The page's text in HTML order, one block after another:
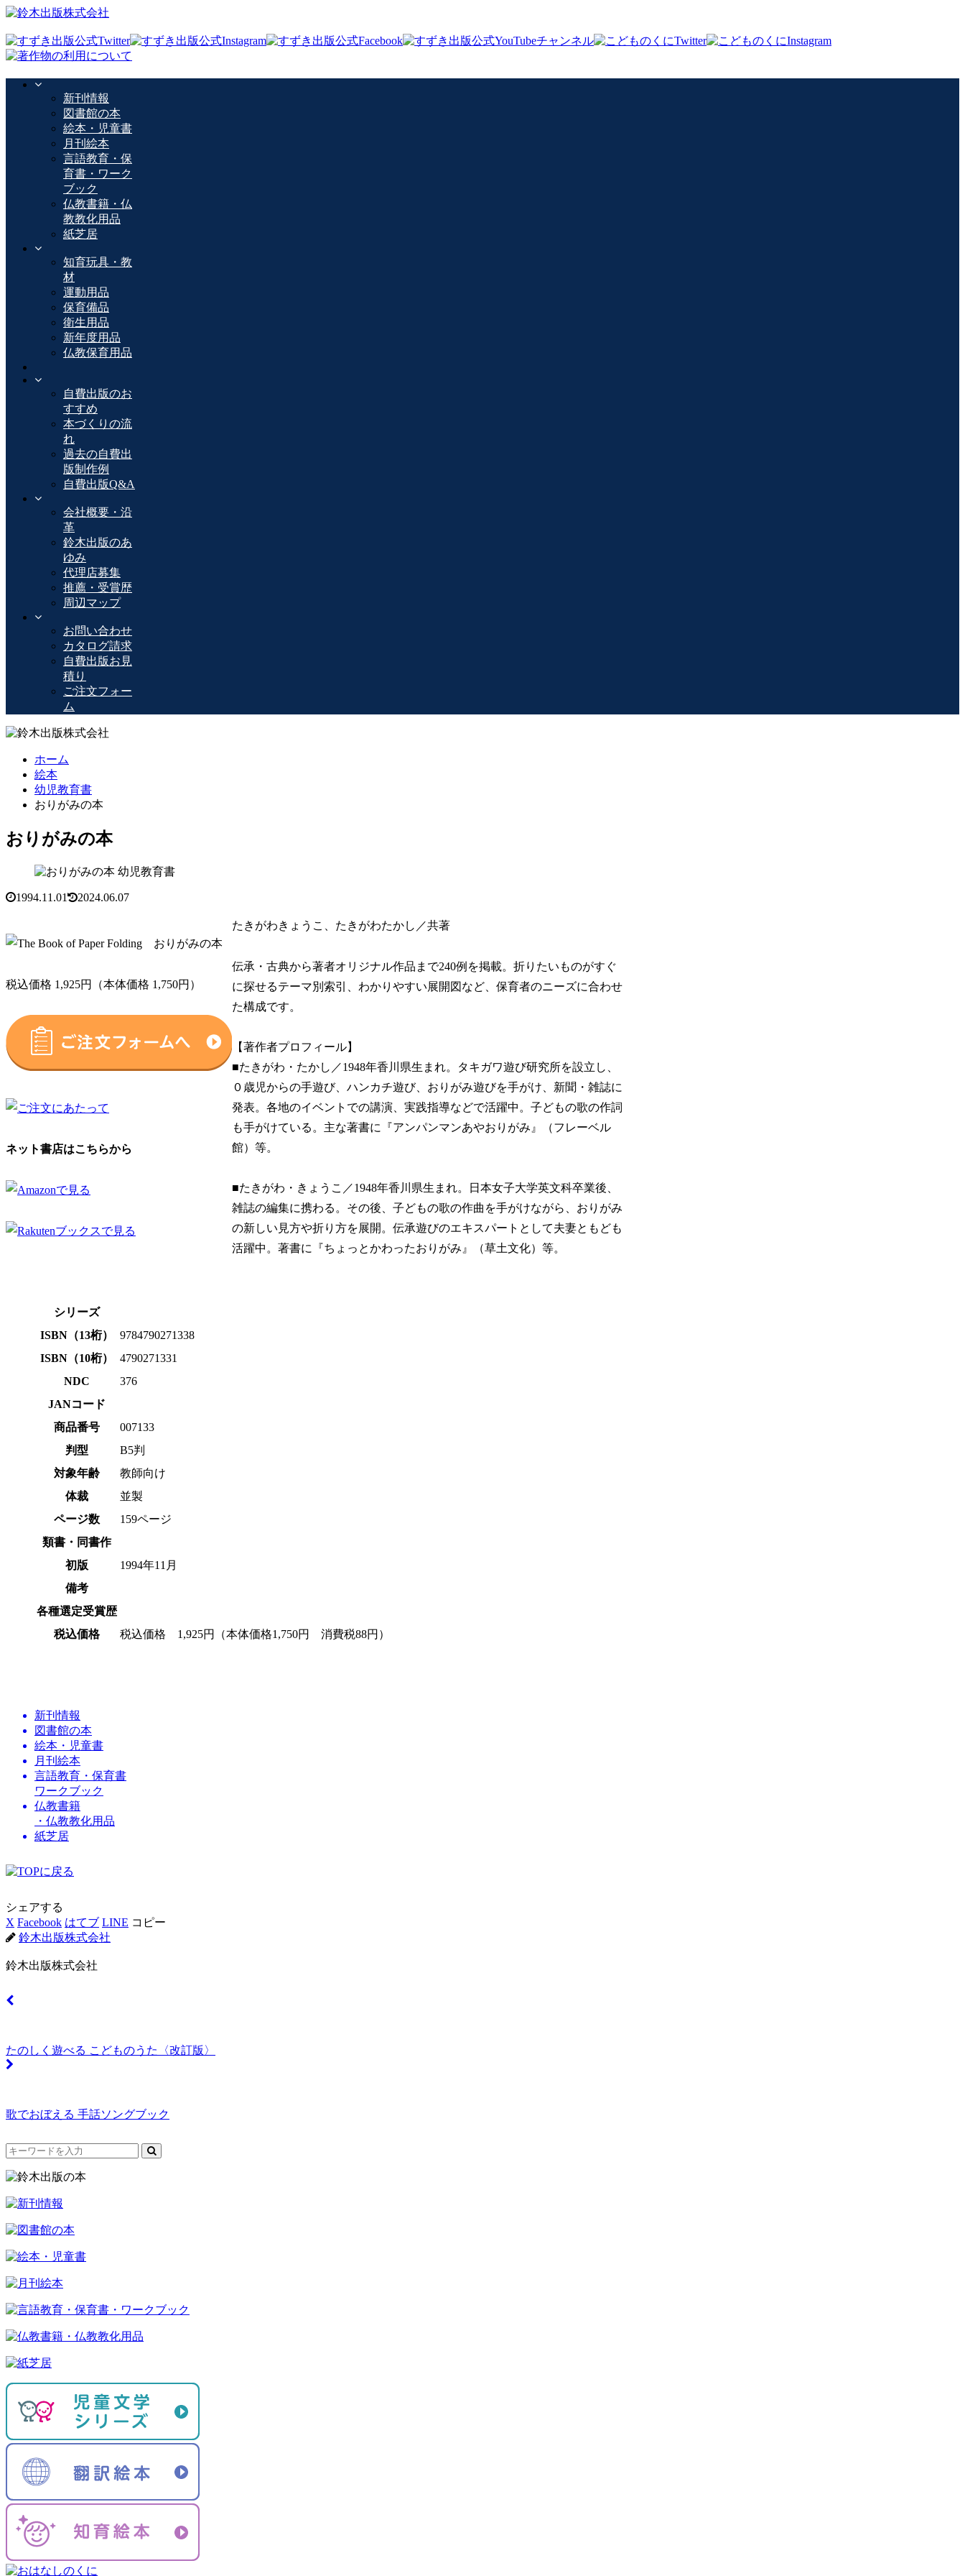
新刊情報
図書館の本
絵本・児童書
月刊絵本
言語教育・保
育書・ワーク
ブック
仏教書籍・仏
教教化用品
紙芝居
知育玩具・教
材
運動用品
保育備品
衛生用品
新年度用品
仏教保育用品
自費出版のお
すすめ
本づくりの流
れ
過去の自費出
版制作例
自費出版Q&A
会社概要・沿
革
鈴木出版のあ
ゆみ
代理店募集
推薦・受賞歴
周辺マップ
お問い合わせ
カタログ請求
自費出版お見
積り
ご注文フォー
ム
ホーム
絵本
幼児教育書
おりがみの本
おりがみの本
幼児教育書
1994.11.01 2024.06.07
税込価格 1,925円（本体価格 1,750円）
ネット書店はこちらから
たきがわきょうこ、たきがわたかし／共著
伝承・古典から著者オリジナル作品まで240例を掲載。折りたいものがすぐ
に探せるテーマ別索引、わかりやすい展開図など、保育者のニーズに合わせ
た構成です。
【著作者プロフィール】
■たきがわ・たかし／1948年香川県生まれ。タキガワ遊び研究所を設立し、
０歳児からの手遊び、ハンカチ遊び、おりがみ遊びを手がけ、新聞・雑誌に
発表。各地のイベントでの講演、実践指導などで活躍中。子どもの歌の作詞
も手がけている。主な著書に『アンパンマンあやおりがみ』（フレーベル
館）等。
■たきがわ・きょうこ／1948年香川県生まれ。日本女子大学英文科卒業後、
雑誌の編集に携わる。その後、子どもの歌の作曲を手がけながら、おりがみ
の新しい見方や折り方を展開。伝承遊びのエキスパートとして夫妻ともども
活躍中。著書に『ちょっとかわったおりがみ』（草土文化）等。
シリーズ
ISBN（13桁）
9784790271338
ISBN（10桁）
4790271331
NDC
376
JANコード
商品番号
007133
判型
B5判
対象年齢
教師向け
体裁
並製
ページ数
159ページ
類書・同書作
初版
1994年11月
備考
各種選定受賞歴
税込価格
税込価格 1,925円（本体価格1,750円 消費税88円）
新刊情報
図書館の本
絵本・児童書
月刊絵本
言語教育・保育書
ワークブック
仏教書籍
・仏教教化用品
紙芝居
シェアする
X Facebook はてブ LINE コピー
鈴木出版株式会社
鈴木出版株式会社
たのしく遊べる こどものうた〈改訂版〉
歌でおぼえる 手話ソングブック